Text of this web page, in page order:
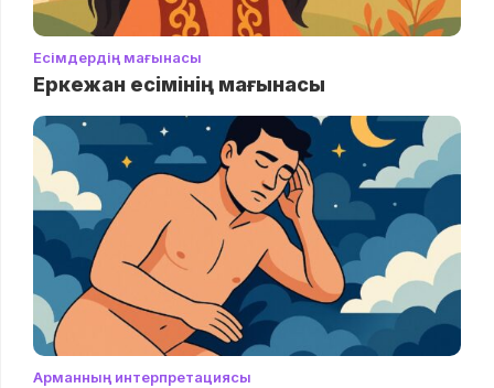
Есімдердің мағынасы
Еркежан есімінің мағынасы
Арманның интерпретациясы